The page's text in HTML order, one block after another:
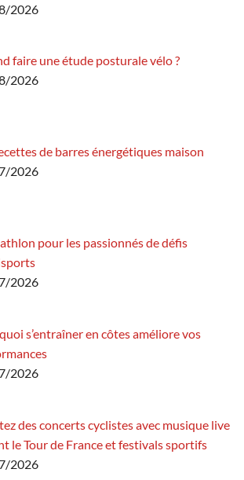
2026
faire une étude posturale vélo ?
2026
de barres énergétiques maison
2026
pour les passionnés de défis
2026
s’entraîner en côtes améliore vos
2026
des concerts cyclistes avec musique live
le Tour de France et festivals sportifs
2026